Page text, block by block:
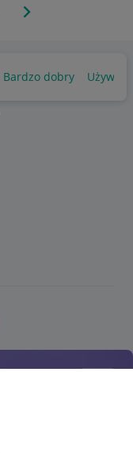
Następna strona
Bardzo dobry Używany